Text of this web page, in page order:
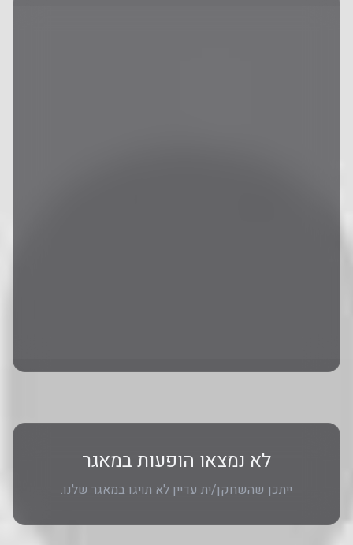
לא נמצאו הופעות במאגר
ייתכן שהשחקן/ית עדיין לא תויגו במאגר שלנו.